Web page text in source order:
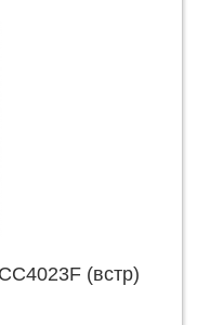
(встр)